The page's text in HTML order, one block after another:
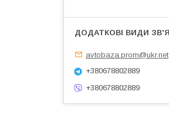
avtobaza.prom@ukr.net
+380678802889
+380678802889